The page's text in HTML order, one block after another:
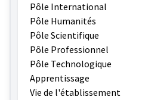
Pôle International
Pôle Humanités
Pôle Scientifique
Pôle Professionnel
Pôle Technologique
Apprentissage
Vie de l'établissement